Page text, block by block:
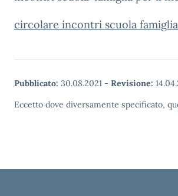
circolare incontri scuola
Pubblicato: 30.08.2021 - Revisione:
Eccetto dove diversamente specificato,